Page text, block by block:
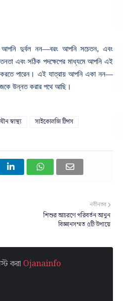
আপনি দুর্বল নন—বরং আপনি সচেতন, এবং
এবং সঠিক পদক্ষেপের মাধ্যমে আপনি এই
করতে পারেন। এই যাত্রায় আপনি একা নন—
উন্নত করার পথে আছি।
স্বাস্থ্য
সাইকোলজি টিপস
নবীনতর
শিশুর আচরণে পরিবর্তন আনুন
বিজ্ঞানসম্মত ৫টি উপায়ে
করা Ojanainfo